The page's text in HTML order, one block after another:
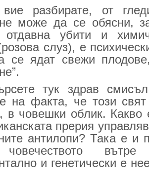
разбирате, от
може да се обясни,
убити и
слуз), е
се ядат свежи
тук здрав
на факта, че този
в човешки облик. Какво
прерия
антилопи? Така е и
човечеството
и генетически е